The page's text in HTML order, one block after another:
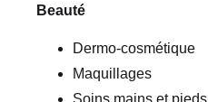
Beauté
Dermo-cosmétique
Maquillages